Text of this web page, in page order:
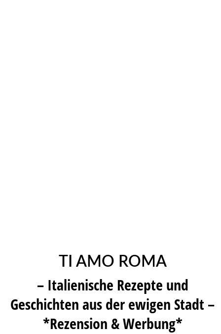
TI AMO ROMA
– Italienische Rezepte und
Geschichten aus der ewigen Stadt –
*Rezension & Werbung*